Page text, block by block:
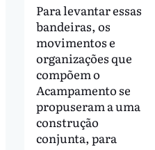
Para levantar essas
bandeiras, os
movimentos e
organizações que
compõem o
Acampamento se
propuseram a uma
construção
conjunta, para